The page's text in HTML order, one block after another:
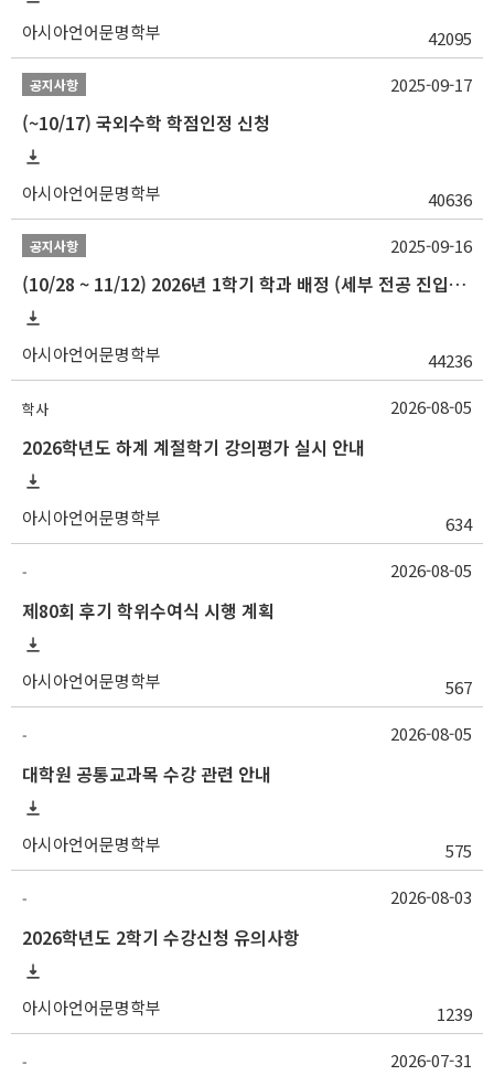
아시아언어문명학부 42095
공지사항
(~10/17) 국외수학 학점인정 신청
아시아언어문명학부 40636
2025-09-17
공지사항
(10/28 ~ 11/12) 2026년 1학기 학과 배정 (세부 전공 진입) 안내
아시아언어문명학부 44236
2025-09-16
학사
2026학년도 하계 계절학기 강의평가 실시 안내
아시아언어문명학부 634
2026-08-05
-
제80회 후기 학위수여식 시행 계획
아시아언어문명학부 567
2026-08-05
-
대학원 공통교과목 수강 관련 안내
아시아언어문명학부 575
2026-08-05
-
2026학년도 2학기 수강신청 유의사항
아시아언어문명학부 1239
2026-08-03
- 2026-07-31